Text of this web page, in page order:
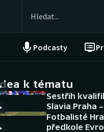
Podcasty
NEPŘEHLÉDNĚTE
Historické návraty
Aplikace ČT sport
k tématu
Sestřih
Slavia Praha
Fotbalisté
předkole